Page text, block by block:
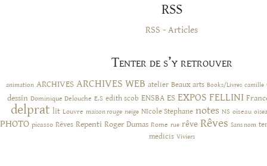
RSS
RSS - Articles
Tenter de s’y retrouver
animation ARCHIVES ARCHIVES WEB atelier Beaux arts Books/Livres camille
dessin Dominique Delouche E.S edith scob ENSBA ES EXPOS FELLINI
delprat lit Louvre maison rouge neige NIcole Stephane notes NS oiseau
PHOTO picasso Rêves Repenti Roger Dumas Rome rue rêve Rêves Sans nom
medicis Viviers